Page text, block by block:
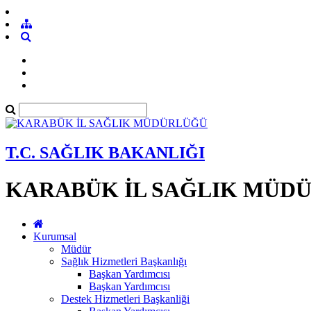
T.C. SAĞLIK BAKANLIĞI
KARABÜK İL SAĞLIK
Kurumsal
Müdür
Sağlık Hizmetleri Başkanlığı
Başkan Yardımcısı
Başkan Yardımcısı
Destek Hizmetleri Başkanliği